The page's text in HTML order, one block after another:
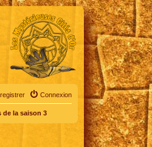
Connexion
de la saison 3